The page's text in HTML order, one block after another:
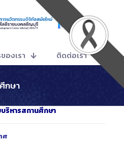
องเรา ติดต่อเรา
กษา
ริหารสถานศึกษา
ศ